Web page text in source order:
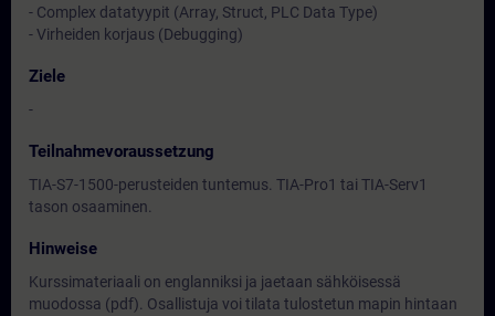
- Complex datatyypit (Array, Struct, PLC Data Type)
- Virheiden korjaus (Debugging)
Ziele
-
Teilnahmevoraussetzung
TIA-S7-1500-perusteiden tuntemus. TIA-Pro1 tai TIA-Serv1
tason osaaminen.
Hinweise
Kurssimateriaali on englanniksi ja jaetaan sähköisessä
muodossa (pdf). Osallistuja voi tilata tulostetun mapin hintaan